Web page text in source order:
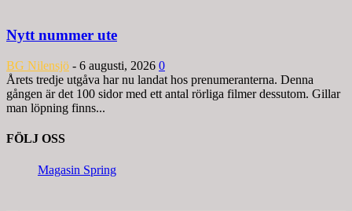
Nytt nummer ute
BG Nilensjö - 6 augusti, 2026 0
Årets tredje utgåva har nu landat hos prenumeranterna. Denna
gången är det 100 sidor med ett antal rörliga filmer dessutom. Gillar
man löpning finns...
FÖLJ OSS
Magasin Spring